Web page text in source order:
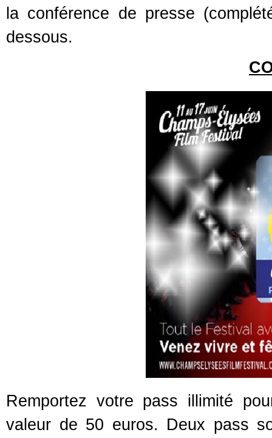
la conférence de presse
dessous.
Remportez votre pass illimité
valeur de 50 euros. Deux pass